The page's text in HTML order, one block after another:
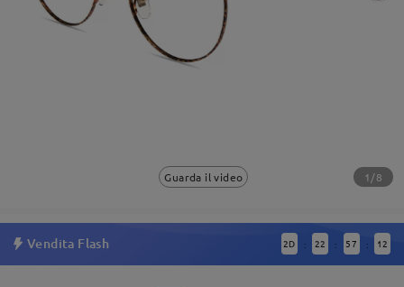
Guarda il video 1/8
Vendita Flash 2D : 22 : 57 : 11